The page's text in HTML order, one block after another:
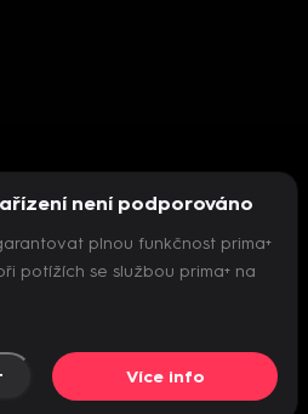
přehrávač
není podporováno
plnou funkčnost prima+
potížích se službou prima+ na
Více info